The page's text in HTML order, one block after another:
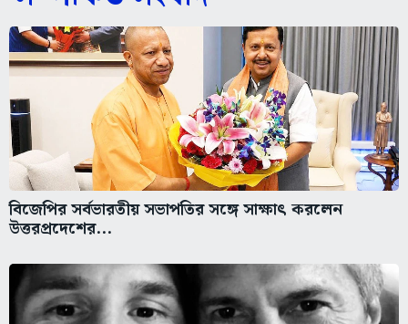
বিজেপির সর্বভারতীয় সভাপতির সঙ্গে সাক্ষাৎ করলেন
উত্তরপ্রদেশের...